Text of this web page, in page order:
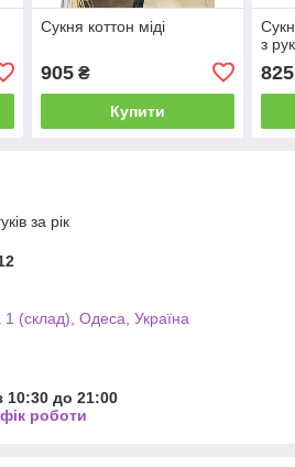
Сукня коттон міді
905₴
Купити
з
825
за рік
1 (склад), Одеса, Україна
10:30 до 21:00
роботи